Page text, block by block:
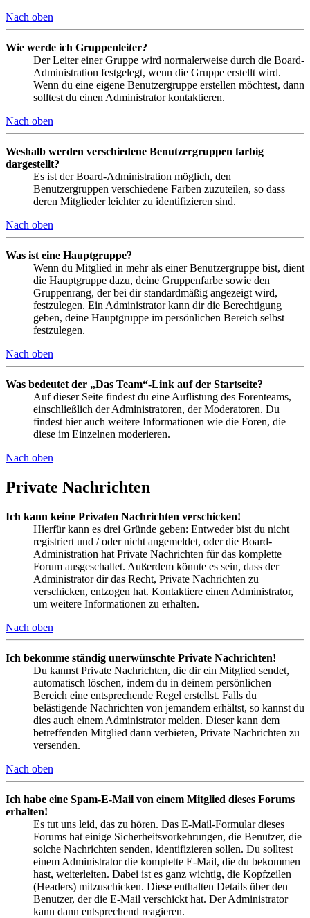
Nach oben
Wie werde ich Gruppenleiter?
Der Leiter einer Gruppe wird normalerweise durch die Board-
Administration festgelegt, wenn die Gruppe erstellt wird.
Wenn du eine eigene Benutzergruppe erstellen möchtest, dann
solltest du einen Administrator kontaktieren.
Nach oben
Weshalb werden verschiedene Benutzergruppen farbig
dargestellt?
Es ist der Board-Administration möglich, den
Benutzergruppen verschiedene Farben zuzuteilen, so dass
deren Mitglieder leichter zu identifizieren sind.
Nach oben
Was ist eine Hauptgruppe?
Wenn du Mitglied in mehr als einer Benutzergruppe bist, dient
die Hauptgruppe dazu, deine Gruppenfarbe sowie den
Gruppenrang, der bei dir standardmäßig angezeigt wird,
festzulegen. Ein Administrator kann dir die Berechtigung
geben, deine Hauptgruppe im persönlichen Bereich selbst
festzulegen.
Nach oben
Was bedeutet der „Das Team“-Link auf der Startseite?
Auf dieser Seite findest du eine Auflistung des Forenteams,
einschließlich der Administratoren, der Moderatoren. Du
findest hier auch weitere Informationen wie die Foren, die
diese im Einzelnen moderieren.
Nach oben
Private Nachrichten
Ich kann keine Privaten Nachrichten verschicken!
Hierfür kann es drei Gründe geben: Entweder bist du nicht
registriert und / oder nicht angemeldet, oder die Board-
Administration hat Private Nachrichten für das komplette
Forum ausgeschaltet. Außerdem könnte es sein, dass der
Administrator dir das Recht, Private Nachrichten zu
verschicken, entzogen hat. Kontaktiere einen Administrator,
um weitere Informationen zu erhalten.
Nach oben
Ich bekomme ständig unerwünschte Private Nachrichten!
Du kannst Private Nachrichten, die dir ein Mitglied sendet,
automatisch löschen, indem du in deinem persönlichen
Bereich eine entsprechende Regel erstellst. Falls du
belästigende Nachrichten von jemandem erhältst, so kannst du
dies auch einem Administrator melden. Dieser kann dem
betreffenden Mitglied dann verbieten, Private Nachrichten zu
versenden.
Nach oben
Ich habe eine Spam-E-Mail von einem Mitglied dieses Forums
erhalten!
Es tut uns leid, das zu hören. Das E-Mail-Formular dieses
Forums hat einige Sicherheitsvorkehrungen, die Benutzer, die
solche Nachrichten senden, identifizieren sollen. Du solltest
einem Administrator die komplette E-Mail, die du bekommen
hast, weiterleiten. Dabei ist es ganz wichtig, die Kopfzeilen
(Headers) mitzuschicken. Diese enthalten Details über den
Benutzer, der die E-Mail verschickt hat. Der Administrator
kann dann entsprechend reagieren.